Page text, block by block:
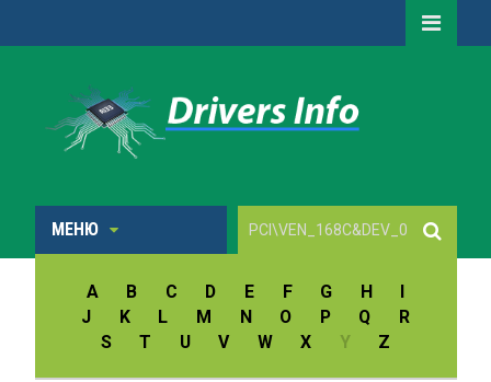
МЕНЮ
A B C D E F G H
I
J
K L M N O P Q
R
S
T U V W X Y Z